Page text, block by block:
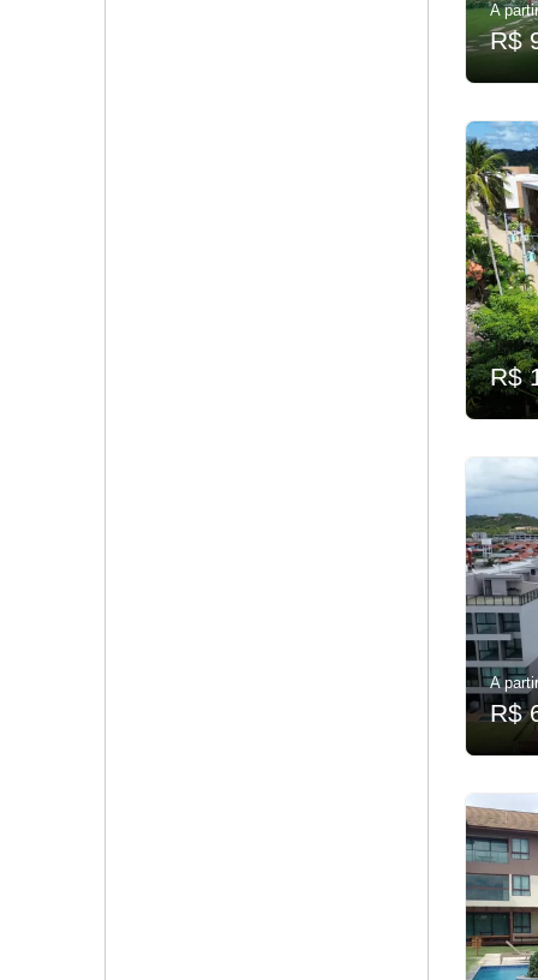
A
R$
R$
A
R$